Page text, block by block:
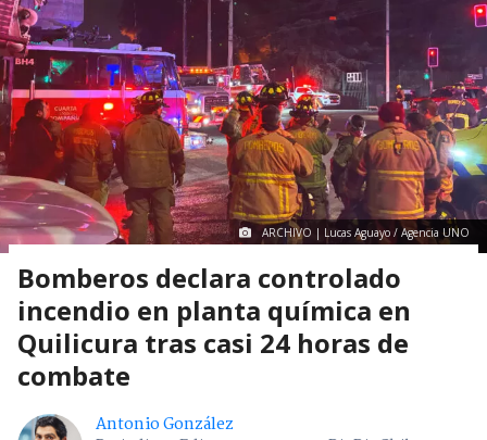
ARCHIVO | Lucas Aguayo / Agencia UNO
Bomberos declara controlado
incendio en planta química en
Quilicura tras casi 24 horas de
combate
Antonio González